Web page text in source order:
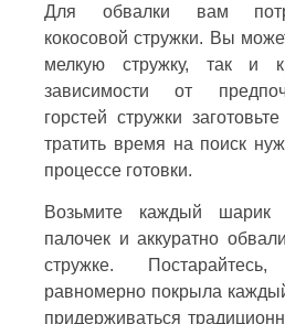
Для обвалки вам
кокосовой стружки. Вы
мелкую стружку, так и
зависимости от
горстей стружки
тратить время на поиск
процессе готовки.
Возьмите каждый
палочек и аккуратно
стружке.
равномерно покрыла
придерживаться